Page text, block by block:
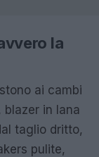
la
ai cambi
in lana
taglio dritto,
pulite,